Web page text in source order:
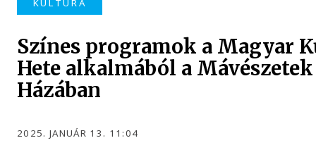
KULTÚRA
Színes programok a Magyar
Hete alkalmából a Mávészetek
Házában
2025. JANUÁR 13. 11:04